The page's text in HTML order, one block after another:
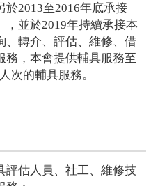
2013至2016年底承接
，並於2019年持續承接本
、轉介、評估、維修、借
務，本會提供輔具服務至
次的輔具服務。
評估人員、社工、維修技